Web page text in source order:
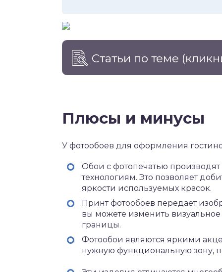
Статьи по теме
Плюсы и минусы
У фотообоев для оформления
Обои с фотопечатью
технологиям. Это позволяет
яркости используемых красок.
Принт фотообоев передает
вы можете изменить
границы.
Фотообои являются яркими
нужную функциональную зону,